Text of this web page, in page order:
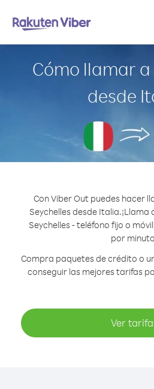
Cómo llamar a
desde
Con Viber Out puedes hacer
Seychelles desde Italia.¡Llama
Seychelles - teléfono fijo o
por
Compra paquetes de crédito o
conseguir las mejores tarifas
Ver